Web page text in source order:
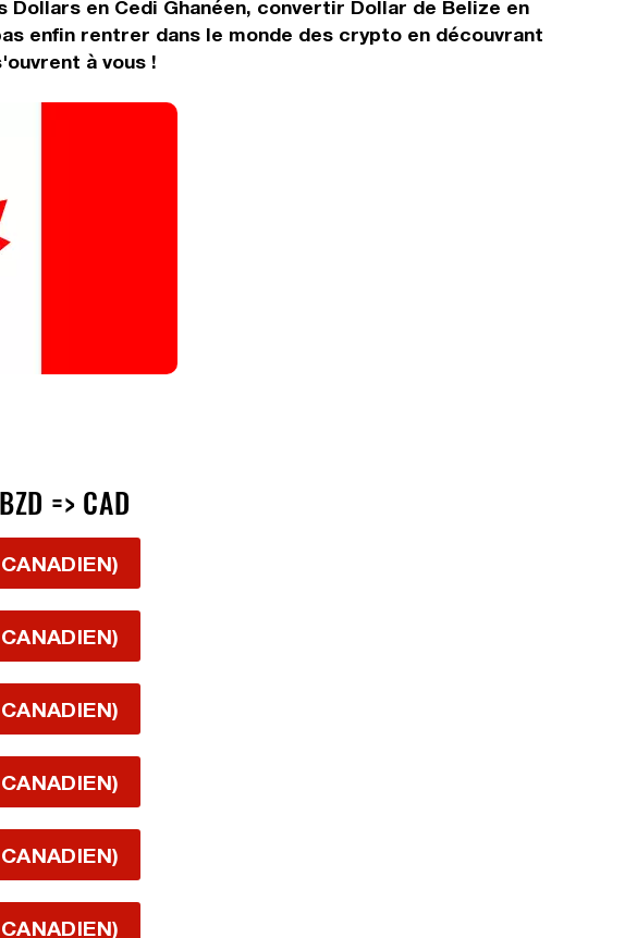
en Cedi Ghanéen, convertir Dollar de Belize en
enfin rentrer dans le monde des crypto en découvrant
à vous !
=> CAD